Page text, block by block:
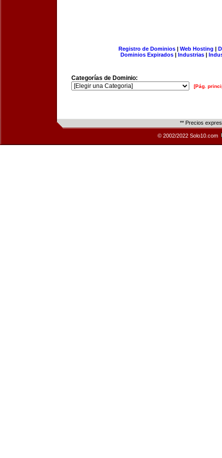
Registro de Dominios| Web Hosting |
Dominios Expirados | Industrias |
Categorías de Dominio:
[Pág.
** Precios
© 2002/2022 Solo10.com